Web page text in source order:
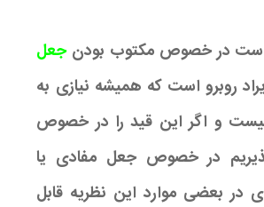
در خصوص مکتوب بودنجعل
روبرو است که همیشه نیازی به
و اگر این قید را در خصوص
در خصوص جعل مفادی یا
در بعضی موارد این نظریه قابل